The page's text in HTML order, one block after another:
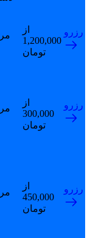
از
1,200,000
تومان
رزرو
از
300,000
تومان
رزرو
از
450,000
تومان
رزرو